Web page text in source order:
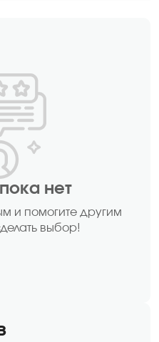
нет
и помогите другим
выбор!